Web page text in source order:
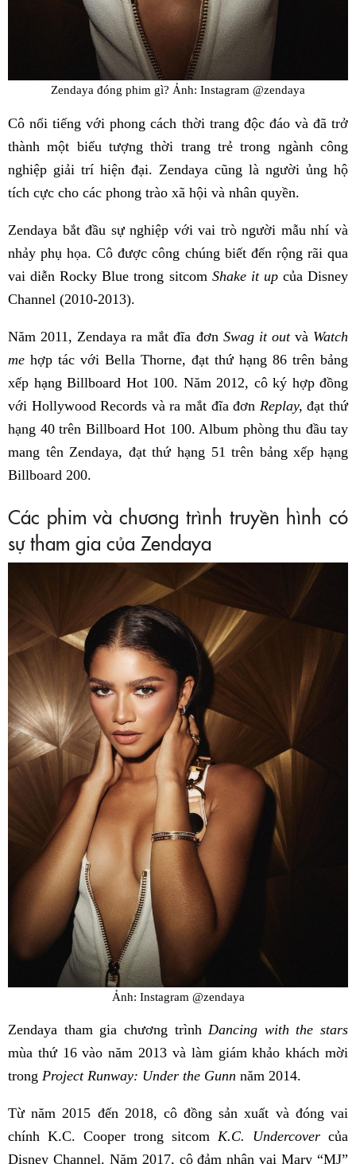
Zendaya đóng phim gì? Ảnh: Instagram @zendaya
Cô nổi tiếng với phong cách thời trang độc đáo và đã trở
thành một biểu tượng thời trang trẻ trong ngành công
nghiệp giải trí hiện đại. Zendaya cũng là người ủng hộ
tích cực cho các phong trào xã hội và nhân quyền.
Zendaya bắt đầu sự nghiệp với vai trò người mẫu nhí và
nhảy phụ họa. Cô được công chúng biết đến rộng rãi qua
vai diễn Rocky Blue trong sitcom Shake it upcủa Disney
Channel (2010-2013).
Năm 2011, Zendaya ra mắt đĩa đơn Swag it outvà Watch
me hợp tác với Bella Thorne, đạt thứ hạng 86 trên bảng
xếp hạng Billboard Hot 100. Năm 2012, cô ký hợp đồng
với Hollywood Records và ra mắt đĩa đơn Replay, đạt thứ
hạng 40 trên Billboard Hot 100. Album phòng thu đầu tay
mang tên Zendaya, đạt thứ hạng 51 trên bảng xếp hạng
Billboard 200.
Các phim và chương trình truyền hình có
sự tham gia của Zendaya
Ảnh: Instagram @zendaya
Zendaya tham gia chương trìnhDancing with the stars
mùa thứ 16 vào năm 2013 và làm giám khảo khách mời
trong Project Runway: Under the Gunn năm 2014.
Từ năm 2015 đến 2018, cô đồng sản xuất và đóng vai
chính K.C. Cooper trong sitcom K.C. Undercover của
Disney Channel. Năm 2017, cô đảm nhận vai Mary “MJ”